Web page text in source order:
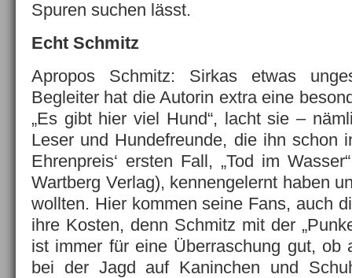
Spuren suchen lässt.
Echt Schmitz
Apropos Schmitz: Sirkas etwas
Begleiter hat die Autorin extra eine
„Es gibt hier viel Hund“, lacht sie –
Leser und Hundefreunde, die ihn schon
Ehrenpreis‘ ersten Fall, „Tod im
Wartberg Verlag), kennengelernt haben
wollten. Hier kommen seine Fans, auch
ihre Kosten, denn Schmitz mit der
ist immer für eine Überraschung gut, ob
bei der Jagd auf Kaninchen und